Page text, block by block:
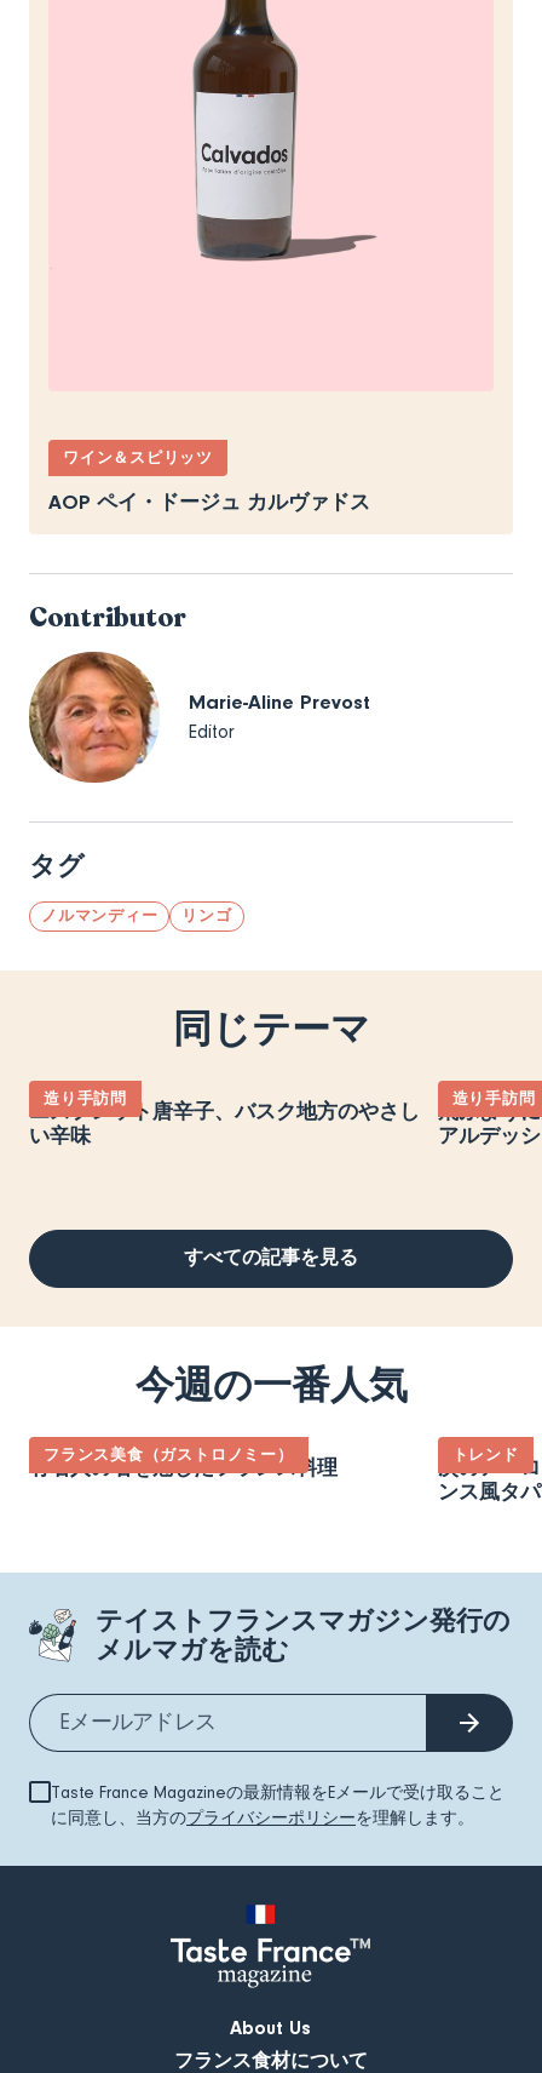
ワイン＆スピリッツ
AOP ペイ・ドージュ カルヴァドス
Contributor
Marie-Aline Prevost
Editor
タグ
ノルマンディー リンゴ
同じテーマ
造り手訪問
エスプレット唐辛子、バスク地方のやさし
い辛味
造り手訪問
飛ぶよう
アルデッ
すべての記事を見る
今週の一番人気
フランス美食（ガストロノミー）
有名人の名を冠したフランス料理
トレンド
次のアペ
ンス風タ
テイストフランスマガジン発行の
メルマガを読む
Taste France Magazineの最新情報をEメールで受け取ること
に同意し、当方のプライバシーポリシーを理解します。
About Us
フランス食材について